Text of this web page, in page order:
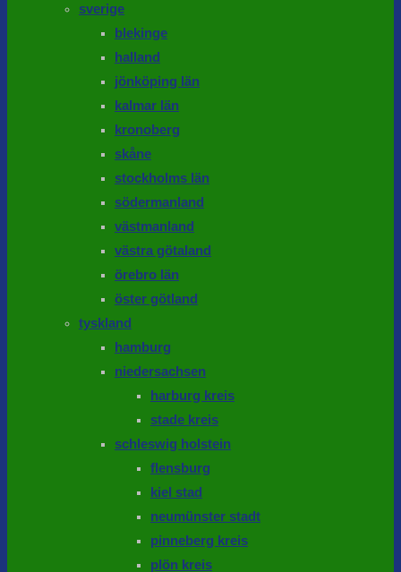
sverige
blekinge
halland
jönköping län
kalmar län
kronoberg
skåne
stockholms län
södermanland
västmanland
västra götaland
örebro län
öster götland
tyskland
hamburg
niedersachsen
harburg kreis
stade kreis
schleswig holstein
flensburg
kiel stad
neumünster stadt
pinneberg kreis
plön kreis